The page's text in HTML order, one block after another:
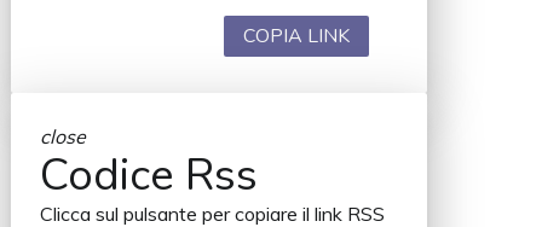
COPIA LINK
close
Codice Rss
Clicca sul pulsante per copiare il link RSS